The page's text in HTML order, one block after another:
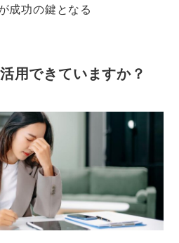
成功の鍵となる
用できていますか？